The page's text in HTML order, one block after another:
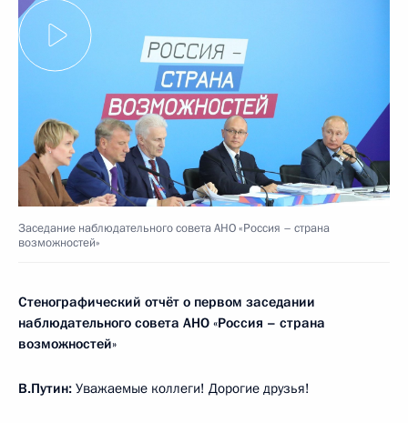
Заседание наблюдательного совета АНО «Россия – страна
возможностей»
Стенографический отчёт о первом заседании
наблюдательного совета АНО «Россия – страна
возможностей»
В.Путин: Уважаемые коллеги! Дорогие друзья!